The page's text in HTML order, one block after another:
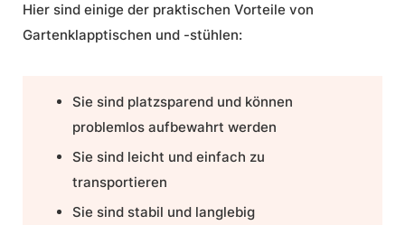
Hier sind einige der praktischen Vorteile von
Gartenklapptischen und -stühlen:
Sie sind platzsparend und können
problemlos aufbewahrt werden
Sie sind leicht und einfach zu
transportieren
Sie sind stabil und langlebig